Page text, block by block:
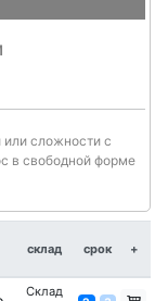
или сложности с
в свободной форме
склад срок +
Склад